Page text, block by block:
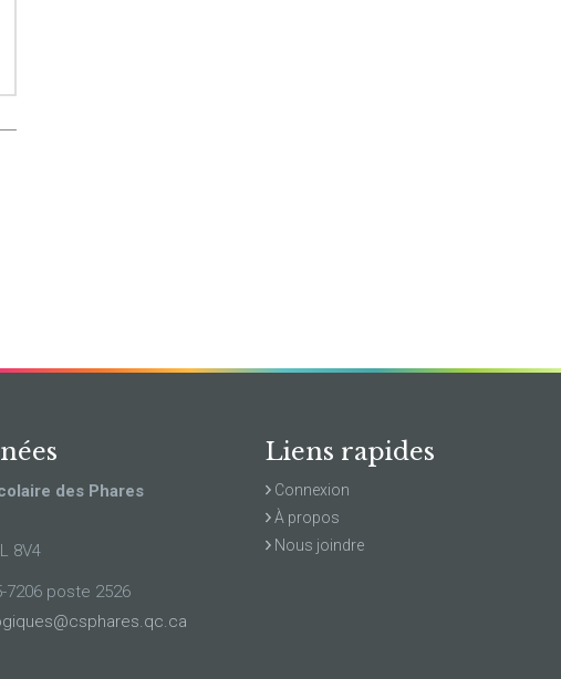
des Phares
8V4
7206 poste 2526
Liens rapides
Connexion
À propos
Nous joindre